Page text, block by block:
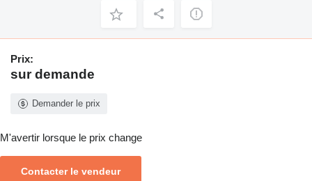
Prix:
sur demande
Demander le prix
M'avertir lorsque le prix change
Contacter le vendeur